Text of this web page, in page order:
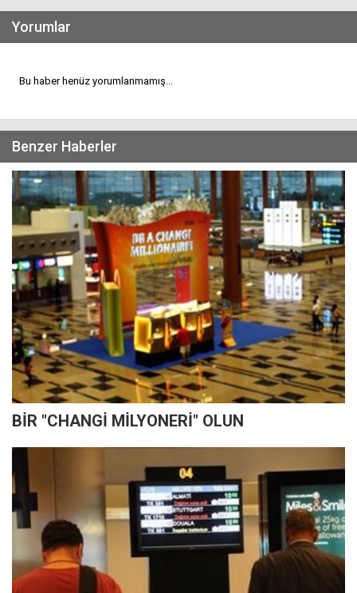
Yorumlar
Bu haber henüz yorumlanmamış...
Benzer Haberler
BİR "CHANGİ MİLYONERİ" OLUN